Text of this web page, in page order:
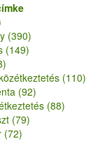
(390)
(149)
(110)
(92)
(88)
(79)
(72)